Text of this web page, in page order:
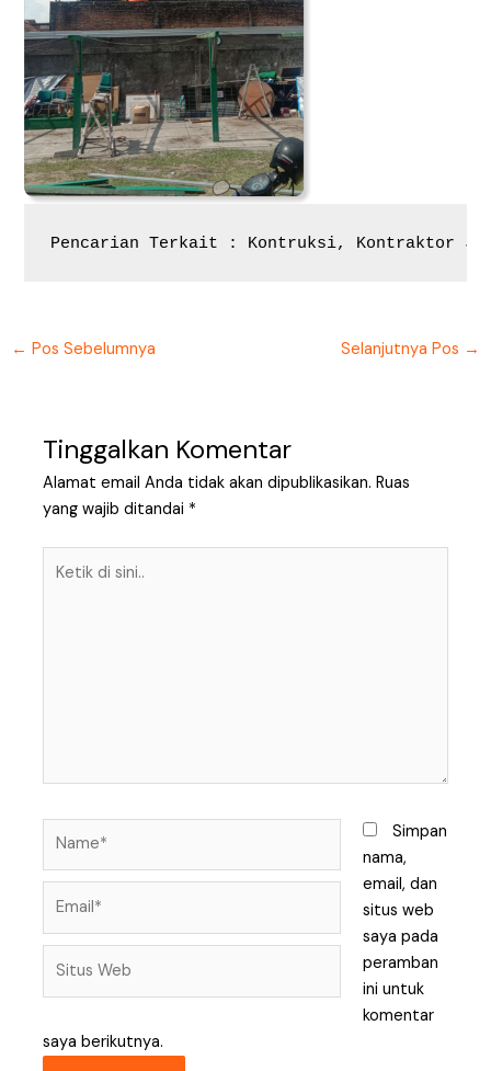
Pencarian Terkait : Kontruksi, Kontraktor
← Pos Sebelumnya Selanjutnya Pos →
Tinggalkan Komentar
Alamat email Anda tidak akan dipublikasikan. Ruas
yang wajib ditandai *
Simpan
nama,
email, dan
situs web
saya pada
peramban
ini untuk
komentar
saya berikutnya.